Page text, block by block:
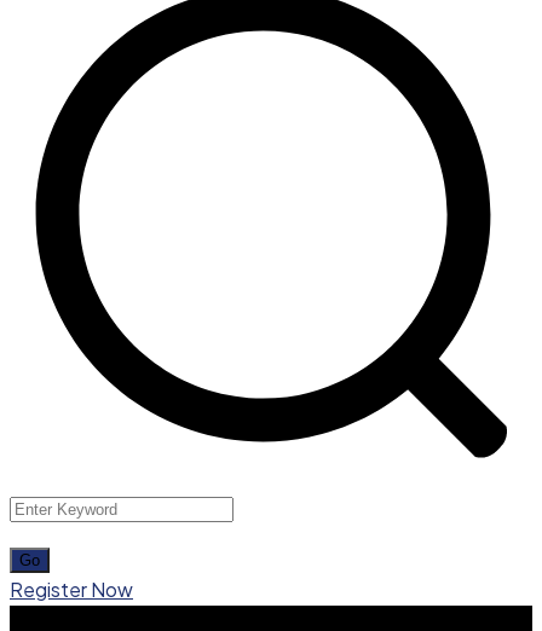
Register Now